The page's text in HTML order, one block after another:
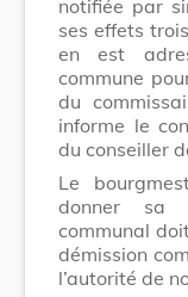
notifiée par
ses effets
en est
commune
du
informe le
du conseiller
Le
donner sa
communal
démission
l’autorité de